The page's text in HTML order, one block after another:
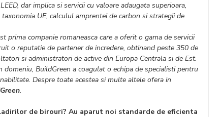
dar implica si servicii cu valoare adaugata superioara,
UE, calculul amprentei de carbon si strategii de
prima companie romaneasca care a oferit o gama de servicii
o reputatie de partener de incredere, obtinand peste 350 de
si administratori de active din Europa Centrala si de Est.
BuildGreen a coagulat o echipa de specialisti pentru
Despre toate acestea si multe altele ofera in
.
de birouri? Au aparut noi standarde de eficienta